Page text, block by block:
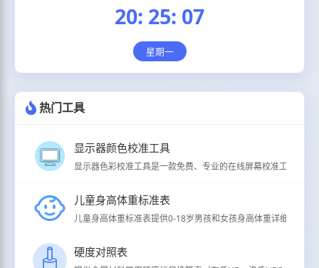
20: 25: 08
星期一
热门工具
显示器颜色校准工具
显示器色彩校准工具是一款免费、专业的在线屏幕校准工具，
儿童身高体重标准表
儿童身高体重标准表提供0-18岁男孩和女孩身高体重详细分级
硬度对照表